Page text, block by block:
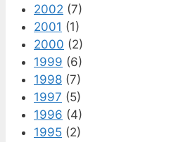
2002 (7)
2001 (1)
2000 (2)
1999 (6)
1998 (7)
1997 (5)
1996 (4)
1995 (2)